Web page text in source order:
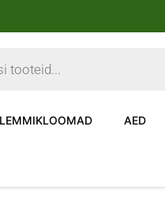
LEMMIKLOOMAD AED